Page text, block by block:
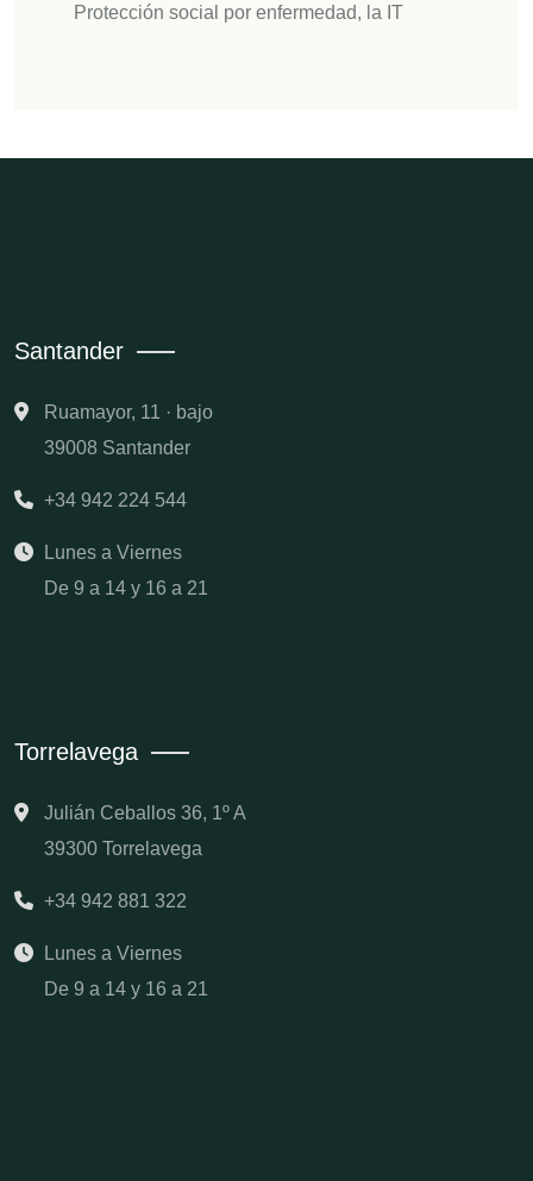
Protección social por enfermedad, la IT
Santander
Ruamayor, 11 · bajo
39008 Santander
+34 942 224 544
Lunes a Viernes
De 9 a 14 y 16 a 21
Torrelavega
Julián Ceballos 36, 1º A
39300 Torrelavega
+34 942 881 322
Lunes a Viernes
De 9 a 14 y 16 a 21